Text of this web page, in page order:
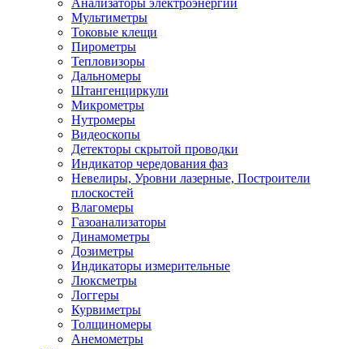
Мультиметры
Токовые клещи
Пирометры
Тепловизоры
Дальномеры
Штангенциркули
Микрометры
Нутромеры
Видеоскопы
Детекторы скрытой проводки
Индикатор чередования фаз
Невелиры, Уровни лазерные, Построители
плоскостей
Влагомеры
Газоанализаторы
Динамометры
Дозиметры
Индикаторы измерительные
Люксметры
Логгеры
Курвиметры
Толщиномеры
Анемометры